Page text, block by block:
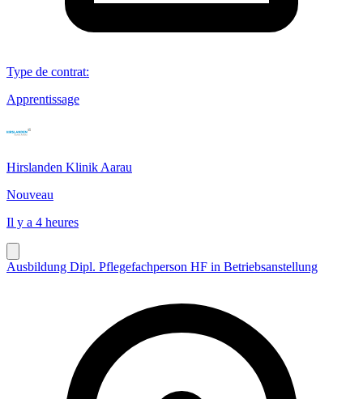
Type de contrat:
Apprentissage
Hirslanden Klinik Aarau
Nouveau
Il y a 4 heures
Ausbildung Dipl. Pflegefachperson HF in Betriebsanstellung